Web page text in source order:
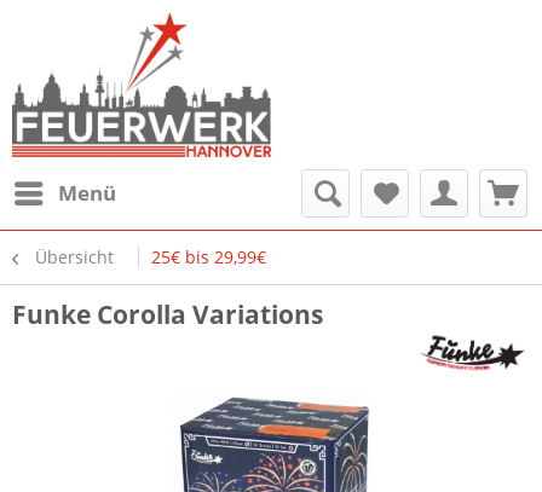
Menü
Übersicht 25€ bis 29,99€
Funke Corolla Variations